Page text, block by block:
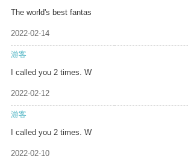
The world's best fantas
2022-02-14
游客
I called you 2 times. W
2022-02-12
游客
I called you 2 times. W
2022-02-10